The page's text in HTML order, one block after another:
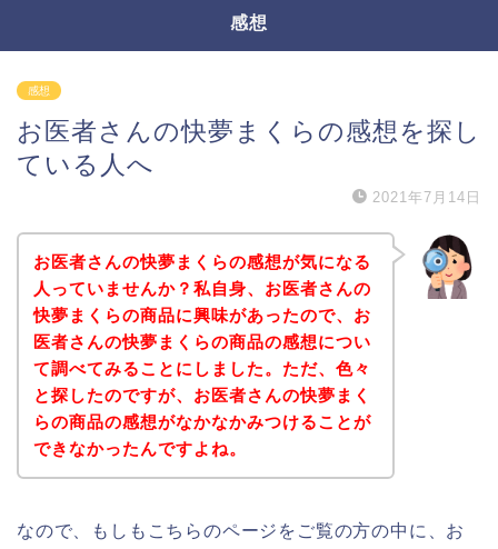
感想
感想
お医者さんの快夢まくらの感想を探し
ている人へ
2021年7月14日
お医者さんの快夢まくらの感想が気になる
人っていませんか？私自身、お医者さんの
快夢まくらの商品に興味があったので、お
医者さんの快夢まくらの商品の感想につい
て調べてみることにしました。ただ、色々
と探したのですが、お医者さんの快夢まく
らの商品の感想がなかなかみつけることが
できなかったんですよね。
なので、もしもこちらのページをご覧の方の中に、お